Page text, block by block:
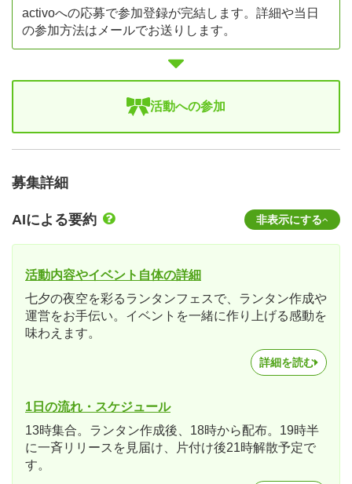
activoへの応募で参加登録が完結します。詳細や当日
の参加方法はメールでお送りします。
活動への参加
募集詳細
AIによる要約 非表示にする
活動内容やイベント自体の詳細
七夕の夜空を彩るランタンフェスで、ランタン作成や
運営をお手伝い。イベントを一緒に作り上げる感動を
味わえます。
詳細を読む
1日の流れ・スケジュール
13時集合。ランタン作成後、18時から配布。19時半
に一斉リリースを見届け、片付け後21時解散予定で
す。